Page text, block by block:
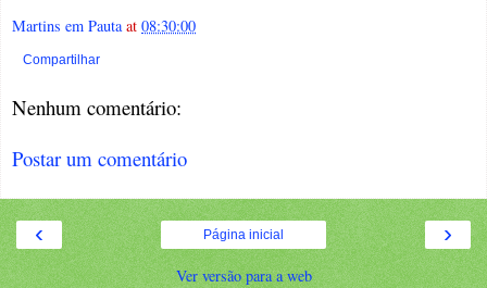
Martins em Pauta at 08:30:00
Compartilhar
Nenhum comentário:
Postar um comentário
‹ ›
Página inicial
Ver versão para a web